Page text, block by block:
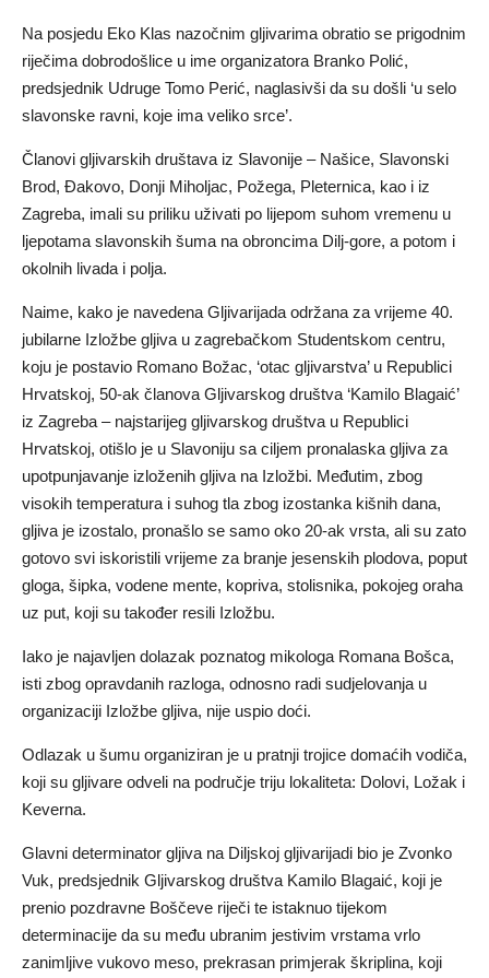
Na posjedu Eko Klas nazočnim gljivarima obratio se prigodnim
riječima dobrodošlice u ime organizatora Branko Polić,
predsjednik Udruge Tomo Perić, naglasivši da su došli ‘u selo
slavonske ravni, koje ima veliko srce’.
Članovi gljivarskih društava iz Slavonije – Našice, Slavonski
Brod, Đakovo, Donji Miholjac, Požega, Pleternica, kao i iz
Zagreba, imali su priliku uživati po lijepom suhom vremenu u
ljepotama slavonskih šuma na obroncima Dilj-gore, a potom i
okolnih livada i polja.
Naime, kako je navedena Gljivarijada održana za vrijeme 40.
jubilarne Izložbe gljiva u zagrebačkom Studentskom centru,
koju je postavio Romano Božac, ‘otac gljivarstva’ u Republici
Hrvatskoj, 50-ak članova Gljivarskog društva ‘Kamilo Blagaić’
iz Zagreba – najstarijeg gljivarskog društva u Republici
Hrvatskoj, otišlo je u Slavoniju sa ciljem pronalaska gljiva za
upotpunjavanje izloženih gljiva na Izložbi. Međutim, zbog
visokih temperatura i suhog tla zbog izostanka kišnih dana,
gljiva je izostalo, pronašlo se samo oko 20-ak vrsta, ali su zato
gotovo svi iskoristili vrijeme za branje jesenskih plodova, poput
gloga, šipka, vodene mente, kopriva, stolisnika, pokojeg oraha
uz put, koji su također resili Izložbu.
Iako je najavljen dolazak poznatog mikologa Romana Bošca,
isti zbog opravdanih razloga, odnosno radi sudjelovanja u
organizaciji Izložbe gljiva, nije uspio doći.
Odlazak u šumu organiziran je u pratnji trojice domaćih vodiča,
koji su gljivare odveli na područje triju lokaliteta: Dolovi, Ložak i
Keverna.
Glavni determinator gljiva na Diljskoj gljivarijadi bio je Zvonko
Vuk, predsjednik Gljivarskog društva Kamilo Blagaić, koji je
prenio pozdravne Boščeve riječi te istaknuo tijekom
determinacije da su među ubranim jestivim vrstama vrlo
zanimljive vukovo meso, prekrasan primjerak škriplina, koji